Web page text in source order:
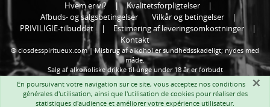
Hvem er vi? | Kvalitetsforpligtelser
|
Afbuds- og salgsbetingelser
Vilkår og betingelser
|
PRIVILIGIE-tilbuddet
| Estimering af leveringsomkostninger
|
Kontakt
® closdesspiritueux.com | Misbrug af alkohol er sundhedsskadeligt; nydes med
måde.
Salg af alkoholiske drikke til unge under 18 år er forbudt
×
En poursuivant votre navigation sur ce site, vous acceptez nos conditions
générales d'utilisation, ainsi que l'utilisation de cookies pour réaliser des
statistiques d'audience et améliorer votre expérience utilisateur.